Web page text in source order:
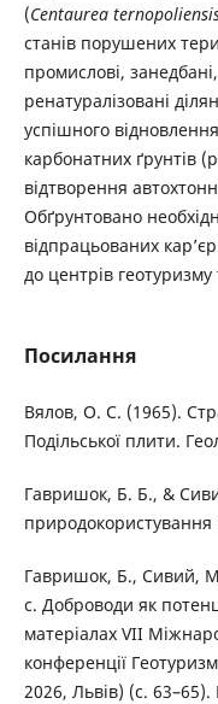
(Centaurea
станів порушених
промислові,
ренатуралізовані
успішного
карбонатних ґрунтів
відтворення
Обґрунтовано
відпрацьованих
до центрів геотуризму
Посилання
Вялов, О. С. (1965).
Подільської плити.
Гавришок, Б. Б., &
природокористування
Гавришок, Б., Сивий,
с. Доброводи як
матеріалах VII
конференції
2026, Львів) (с.